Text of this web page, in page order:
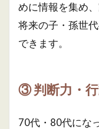
めに情報を集め
将来の子・孫世
できます。
③ 判断力・
70代・80代にな